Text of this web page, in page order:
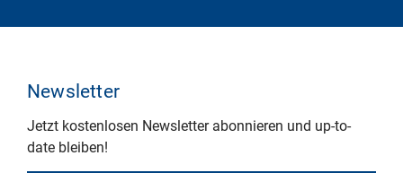
Newsletter
Jetzt kostenlosen Newsletter abonnieren und up-to-
date bleiben!